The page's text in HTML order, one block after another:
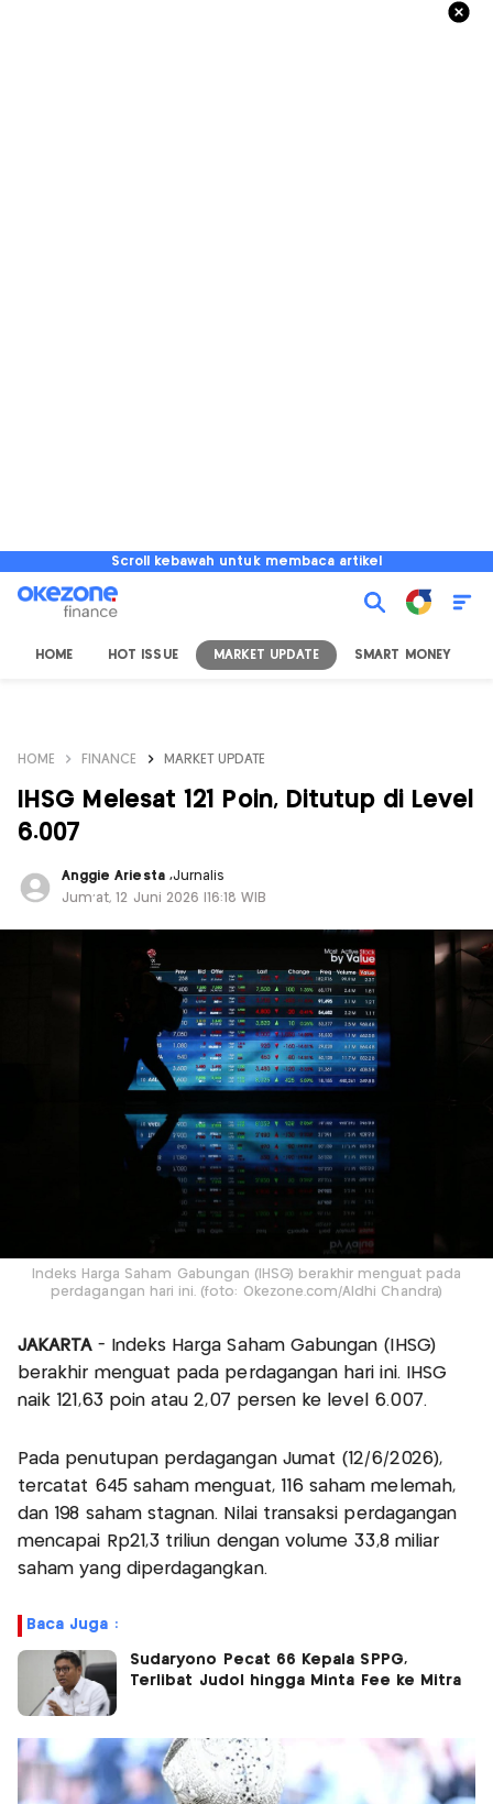
Scroll kebawah untuk membaca artikel
HOME HOT ISSUE MARKET UPDATE SMART MONEY
HOME FINANCE MARKET UPDATE
IHSG Melesat 121 Poin, Ditutup di Level
6.007
Anggie Ariesta ,Jurnalis
Jum'at, 12 Juni 2026 |16:18 WIB
Indeks Harga Saham Gabungan (IHSG) berakhir menguat pada
perdagangan hari ini. (foto: Okezone.com/Aldhi Chandra)
JAKARTA - Indeks Harga Saham Gabungan (IHSG)
berakhir menguat pada perdagangan hari ini. IHSG
naik 121,63 poin atau 2,07 persen ke level 6.007.
Pada penutupan perdagangan Jumat (12/6/2026),
tercatat 645 saham menguat, 116 saham melemah,
dan 198 saham stagnan. Nilai transaksi perdagangan
mencapai Rp21,3 triliun dengan volume 33,8 miliar
saham yang diperdagangkan.
Baca Juga :
Sudaryono Pecat 66 Kepala SPPG,
Terlibat Judol hingga Minta Fee ke Mitra